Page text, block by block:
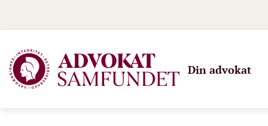
Din advokat